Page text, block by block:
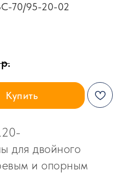
70/95-20-02
р.
Купить
для двойного
и опорным